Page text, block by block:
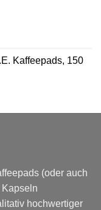
Kaffeepads, 150
(oder auch
Kapseln
hochwertiger